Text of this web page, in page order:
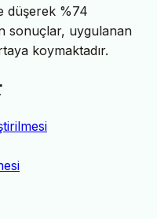
düşerek %74
sonuçlar, uygulanan
koymaktadır.